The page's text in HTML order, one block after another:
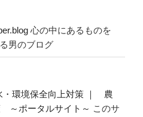
心の中にあるものを
男のブログ
・環境保全向上対策 ｜ 農
～ポータルサイト～ このサ